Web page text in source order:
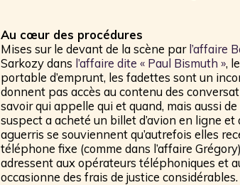
Au cœur des procédures
Mises sur le devant de la scène parl’affaire
Sarkozy dans l’affaire dite « Paul Bismuth »,
portable d’emprunt, les fadettes sont un
donnent pas accès au contenu des
savoir qui appelle qui et quand, mais aussi
suspect a acheté un billet d’avion en ligne
aguerris se souviennent qu’autrefois elles
téléphone fixe (comme dans l’affaire
adressent aux opérateurs téléphoniques et
occasionne des frais de justice considérables.